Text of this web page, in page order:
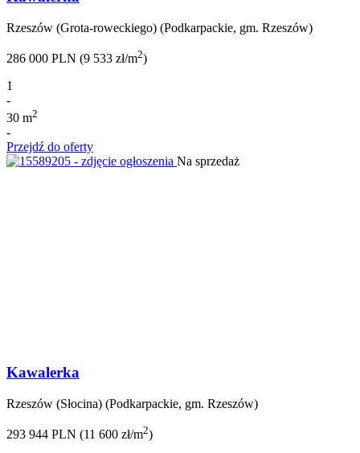
Rzeszów (Grota-roweckiego) (Podkarpackie, gm. Rzeszów)
286 000 PLN (9 533 zł/m2)
1
-
30 m2
-
Przejdź do oferty
Na sprzedaż
Kawalerka
Rzeszów (Słocina) (Podkarpackie, gm. Rzeszów)
293 944 PLN (11 600 zł/m2)